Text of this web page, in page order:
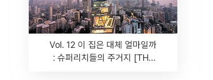
Vol. 12 이 집은 대체 얼마일까
: 슈퍼리치들의 주거지 [THE